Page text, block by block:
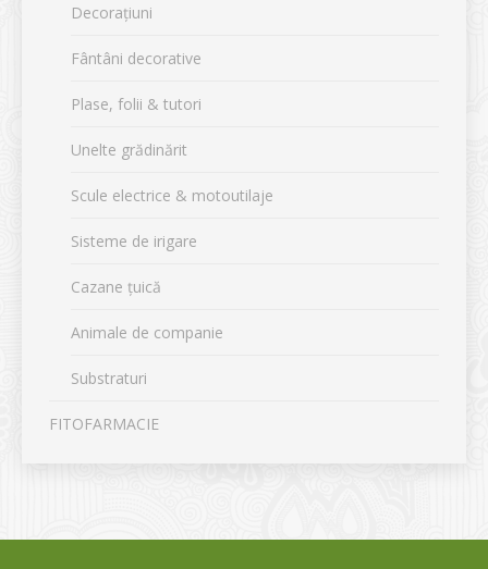
Decorațiuni
Fântâni decorative
Plase, folii & tutori
Unelte grădinărit
Scule electrice & motoutilaje
Sisteme de irigare
Cazane țuică
Animale de companie
Substraturi
FITOFARMACIE